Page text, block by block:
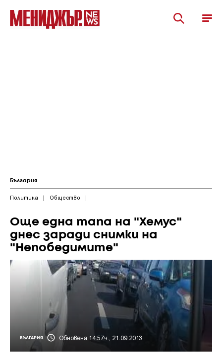
България
Политика | Общество |
Още една тапа на "Хемус"
днес заради снимки на
"Непобедимите"
БЪЛГАРИЯ Обновена 14:57ч., 21.09.2013